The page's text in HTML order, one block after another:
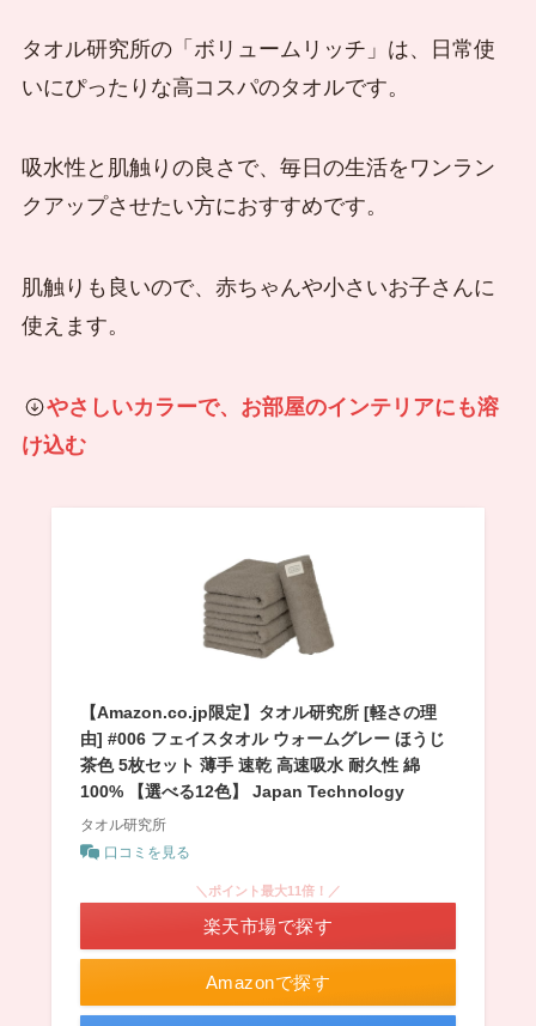
タオル研究所の「ボリュームリッチ」は、日常使
いにぴったりな高コスパのタオルです。
吸水性と肌触りの良さで、毎日の生活をワンラン
クアップさせたい方におすすめです。
肌触りも良いので、赤ちゃんや小さいお子さんに
使えます。
やさしいカラーで、お部屋のインテリアにも溶
け込む
【Amazon.co.jp限定】タオル研究所 [軽さの理
由] #006 フェイスタオル ウォームグレー ほうじ
茶色 5枚セット 薄手 速乾 高速吸水 耐久性 綿
100% 【選べる12色】 Japan Technology
タオル研究所
口コミを見る
Amazonで探す
＼ポイント最大11倍！／
楽天市場で探す